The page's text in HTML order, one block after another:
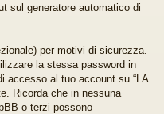
sul generatore automatico di
per motivi di sicurezza.
la stessa password in
accesso al tuo account su “LA
Ricorda che in nessuna
o terzi possono